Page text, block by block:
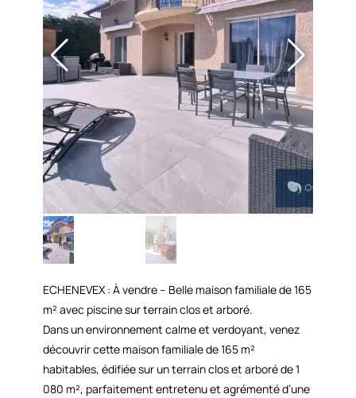
ECHENEVEX : À vendre – Belle maison familiale de 165
m² avec piscine sur terrain clos et arboré.
Dans un environnement calme et verdoyant, venez
découvrir cette maison familiale de 165 m²
habitables, édifiée sur un terrain clos et arboré de 1
080 m², parfaitement entretenu et agrémenté d’une